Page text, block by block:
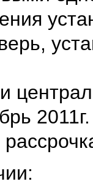
2011г.